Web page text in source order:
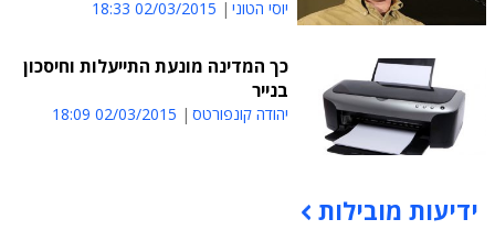
יוסי הטוני 02/03/2015 18:33
כך המדינה מונעת התייעלות וחיסכון
בנייר
יהודה קונפורטס 02/03/2015 18:09
תוכן פרסומי
ידיעות מובילות